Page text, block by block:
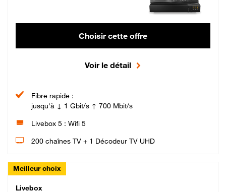
Choisir cette offre
Voir le détail
Fibre rapide :
jusqu'à ↓ 1 Gbit/s ↑ 700 Mbit/s
Livebox 5 : Wifi 5
200 chaînes TV + 1 Décodeur TV UHD
Meilleur choix
Livebox